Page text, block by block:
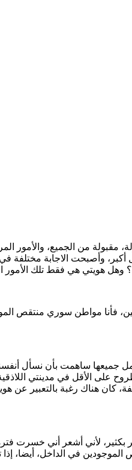
مقبولة من الجميع، والأمور
أكبر، وأصبحت الاجابة
وهل هويتي هي فقط تلك الأمور
فأنا مواطن سوري منتقص
ساهمت بأن نسأل
على الأقل في مدينتي
كان هناك رغبة بالتعبير عن
العشر سنوات تضاعفت عندي، فأنا عمري 27 سنة ولكن
الموجودين في الداخل،